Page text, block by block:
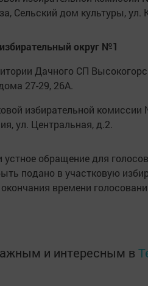
Сельский дом культуры, ул.
округ №1
Дачного СП
27-29, 26А.
избирательной
ул. Центральная, д.2.
устное обращение для
подано в участковую
времени
и интересным в